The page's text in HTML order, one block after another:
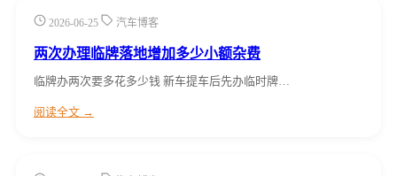
2026-06-25 汽车博客
两次办理临牌落地增加多少小额杂费
临牌办两次要多花多少钱 新车提车后先办临时牌…
阅读全文 →